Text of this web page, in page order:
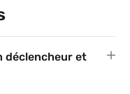
déclencheur et